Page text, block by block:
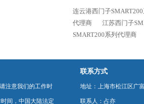
连云港西门子
代理商
江苏西门子
SMART200系列代理商
注意我们的工作时
间，中国大陆法定
联系方式
地址：上海市松江区广
联系人：占亦